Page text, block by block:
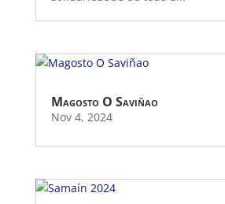
Magosto O Saviñao
Nov 4, 2024